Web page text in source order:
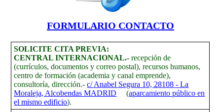
FORMULARIO CONTACTO
SOLICITE CITA PREVIA:
CENTRAL INTERNACIONAL.- recepción de
(currículos, documentos y correo postal), recursos humanos,
centro de formación (academia y canal emprende),
consultoría, dirección.-c/ Anabel Segura 10, 28108 - La
Moraleja, Alcobendas MADRID (aparcamiento público en
el mismo edificio).